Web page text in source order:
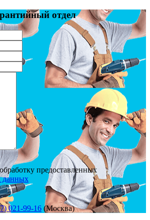
отдел
предоставленных
данных
021-99-16 (Москва)